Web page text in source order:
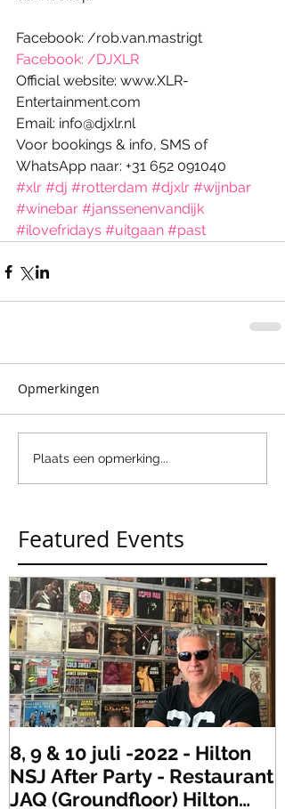
Facebook: /rob.van.mastrigt
Facebook: /DJXLR
Official website: www.XLR-
Entertainment.com
Email: info@djxlr.nl
Voor bookings & info, SMS of
WhatsApp naar: +31 652 091040
#xlr #dj #rotterdam #djxlr #wijnbar
#winebar #janssenenvandijk
#ilovefridays #uitgaan #past
Opmerkingen
Plaats een opmerking...
Featured Events
8, 9 & 10 juli -2022 - Hilton
NSJ After Party - Restaurant
JAQ (Groundfloor) Hilton